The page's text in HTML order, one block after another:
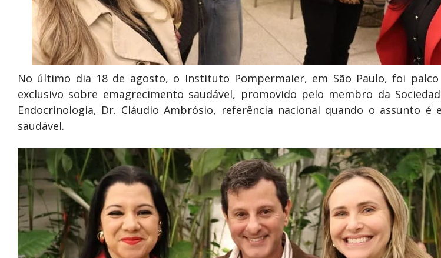
No último dia 18 de agosto, o Instituto Pompermaier, em São Paulo, foi
exclusivo sobre emagrecimento saudável, promovido pelo membro da
Endocrinologia, Dr. Cláudio Ambrósio, referência nacional quando o assunto é
saudável.